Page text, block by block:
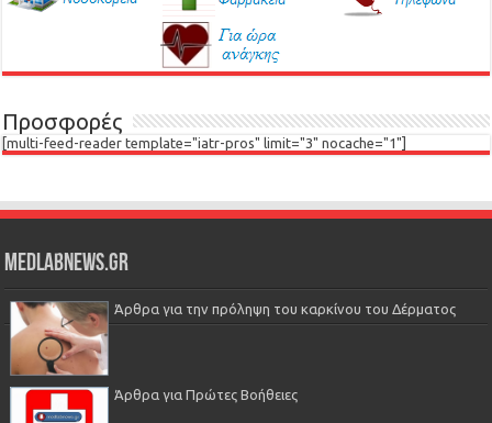
Προσφορές
[multi-feed-reader template="iatr-pros" limit="3" nocache="1"]
Medlabnews.gr
Άρθρα για την πρόληψη του καρκίνου του Δέρματος
Άρθρα για Πρώτες Βοήθειες